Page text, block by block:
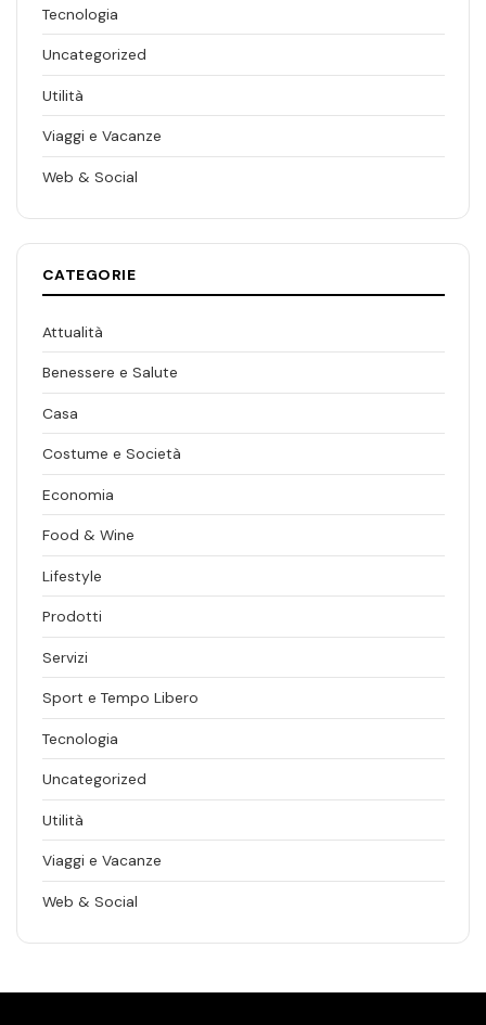
Tecnologia
Uncategorized
Utilità
Viaggi e Vacanze
Web & Social
CATEGORIE
Attualità
Benessere e Salute
Casa
Costume e Società
Economia
Food & Wine
Lifestyle
Prodotti
Servizi
Sport e Tempo Libero
Tecnologia
Uncategorized
Utilità
Viaggi e Vacanze
Web & Social